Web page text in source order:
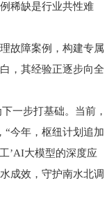
稀缺是行业共性难
故障案例，构建专属
，其经验正逐步向全
一步打基础。当前，
“今年，枢纽计划追加
’AI大模型的深度应
成效，守护南水北调